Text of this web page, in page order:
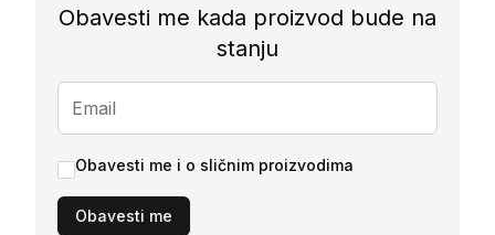
Obavesti me kada proizvod bude na
stanju
Obavesti me i o sličnim proizvodima
Obavesti me